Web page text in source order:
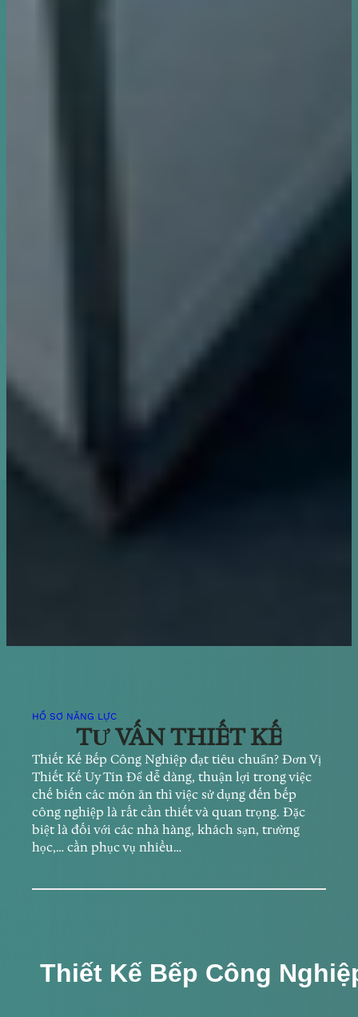
HỒ SƠ NĂNG LỰC
TƯ VẤN THIẾT KẾ
Thiết Kế Bếp Công Nghiệp đạt tiêu chuẩn? Đơn Vị
Thiết Kế Uy Tín Để dễ dàng, thuận lợi trong việc
chế biến các món ăn thì việc sử dụng đến bếp
công nghiệp là rất cần thiết và quan trọng. Đặc
biệt là đối với các nhà hàng, khách sạn, trường
học,… cần phục vụ nhiều…
Thiết Kế Bếp Công